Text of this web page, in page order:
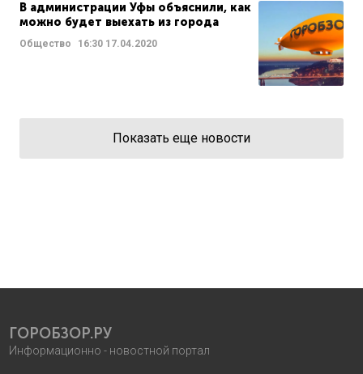
В администрации Уфы объяснили, как
можно будет выехать из города
Общество 16:30 17.04.2020
Показать еще новости
ГОРОБЗОР.РУ
Информационно - новостной портал